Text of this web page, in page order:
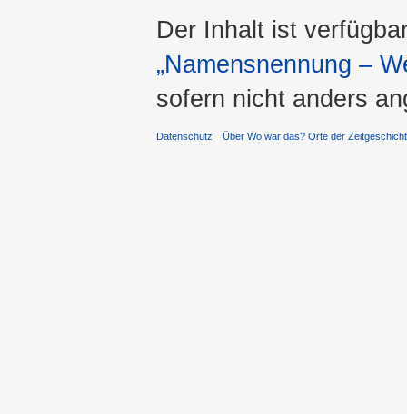
Der Inhalt ist
„Namensnennung –
sofern nicht anders
Datenschutz Über Wo war das? Orte der